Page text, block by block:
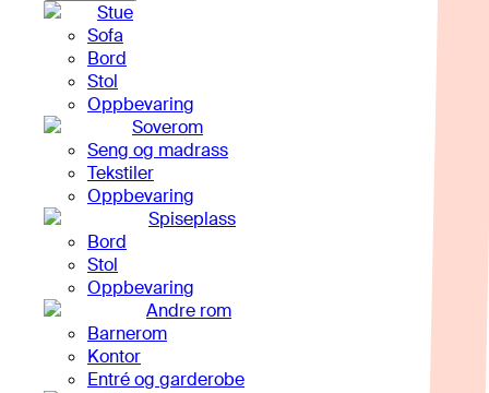
Stue
Sofa
Bord
Stol
Oppbevaring
Soverom
Seng og madrass
Tekstiler
Oppbevaring
Spiseplass
Bord
Stol
Oppbevaring
Andre rom
Barnerom
Kontor
Entré og garderobe